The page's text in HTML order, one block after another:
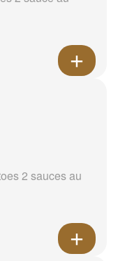
2 sauces au